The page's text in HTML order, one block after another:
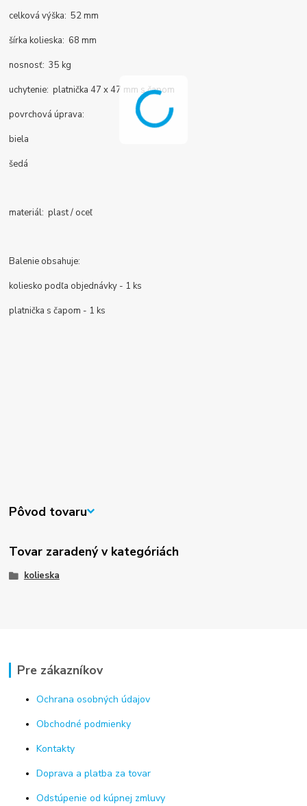
celková výška: 52 mm
šírka kolieska: 68 mm
nosnosť: 35 kg
uchytenie: platnička 47 x 47 mm s čapom
povrchová úprava:
biela
šedá
materiál: plast / oceľ
Balenie obsahuje:
koliesko podľa objednávky - 1 ks
platnička s čapom - 1 ks
Pôvod tovaru
Tovar zaradený v kategóriách
kolieska
Pre zákazníkov
Ochrana osobných údajov
Obchodné podmienky
Kontakty
Doprava a platba za tovar
Odstúpenie od kúpnej zmluvy